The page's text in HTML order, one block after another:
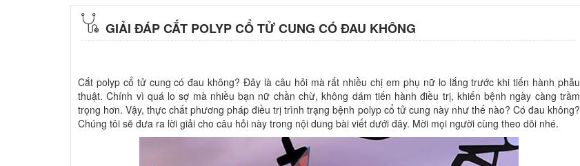
GIẢI ĐÁP CẮT POLYP CỔ TỬ CUNG CÓ ĐAU KHÔNG
Cắt polyp cổ tử cung có đau không? Đây là câu hỏi mà rất nhiều chị em phụ nữ lo lắng trước khi tiến hành phẫu
thuật. Chính vì quá lo sợ mà nhiều bạn nữ chần chừ, không dám tiến hành điều trị, khiến bệnh ngày càng trầm
trọng hơn. Vậy, thực chất phương pháp điều trị trình trạng bệnh polyp cổ tử cung này như thế nào? Có đau không?
Chúng tôi sẽ đưa ra lời giải cho câu hỏi này trong nội dung bài viết dưới đây. Mời mọi người cùng theo dõi nhé.